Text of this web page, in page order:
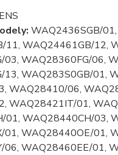
WAQ2436SGB/
11, WAQ24461GB/12,
03, WAQ28360FG/06,
13, WAQ283S0GB/01,
WAQ28410/06,
WAQ28421IT/01,
01, WAQ28440CH/03,
01, WAQ28440OE/01,
06, WAQ28460EE/01,